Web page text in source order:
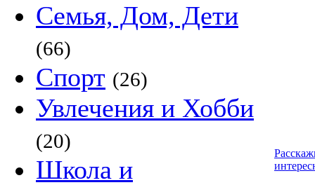
Семья, Дом, Дети
(66)
Спорт (26)
Увлечения и Хобби
(20)
Школа и